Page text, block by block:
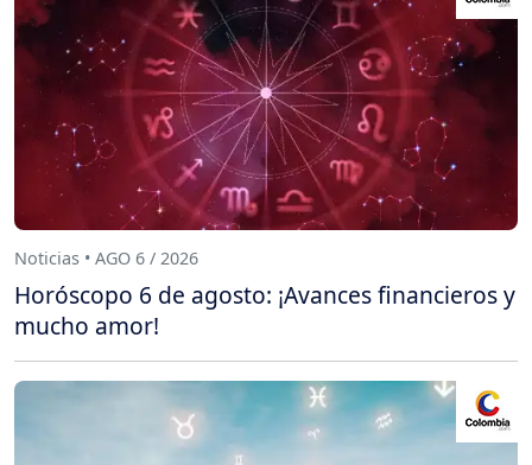
Noticias • AGO 6 / 2026
Horóscopo 6 de agosto: ¡Avances financieros y
mucho amor!